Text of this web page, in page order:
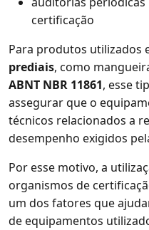
certificação
Para produtos utilizados
prediais, como
ABNT NBR 11861, esse
assegurar que o
técnicos relacionados a
desempenho exigidos
Por esse motivo, a
organismos de
um dos fatores que
de equipamentos